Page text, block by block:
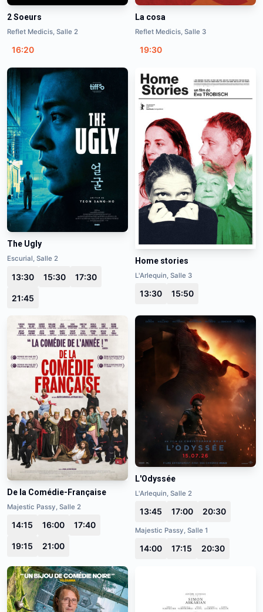
2 Soeurs
Reflet Medicis, Salle 2
16:20
La cosa
Reflet Medicis, Salle 3
19:30
The Ugly
Escurial, Salle 2
13:30 15:30 17:30
21:45
Home stories
L'Arlequin, Salle 3
13:30 15:50
De la Comédie-Française
Majestic Passy, Salle 2
14:15 16:00 17:40
19:15 21:00
L'Odyssée
L'Arlequin, Salle 2
13:45 17:00 20:30
Majestic Passy, Salle 1
14:00 17:15 20:30